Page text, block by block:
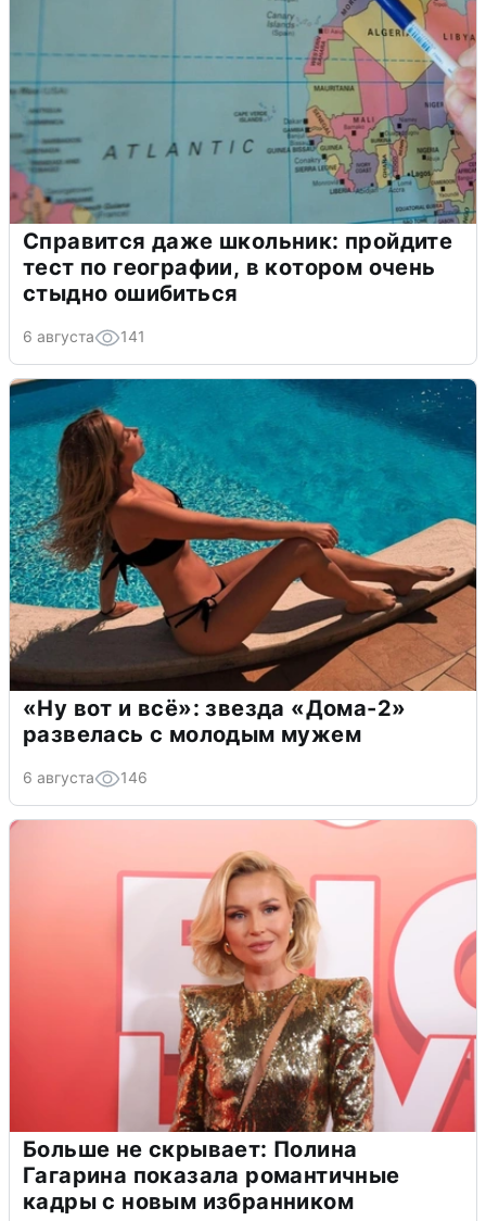
Справится даже школьник: пройдите
тест по географии, в котором очень
стыдно ошибиться
6 августа 141
«Ну вот и всё»: звезда «Дома-2»
развелась с молодым мужем
6 августа 146
Больше не скрывает: Полина
Гагарина показала романтичные
кадры с новым избранником